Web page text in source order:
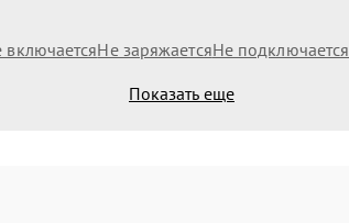
включаетсяНе заряжаетсяНе подключается
Показать еще